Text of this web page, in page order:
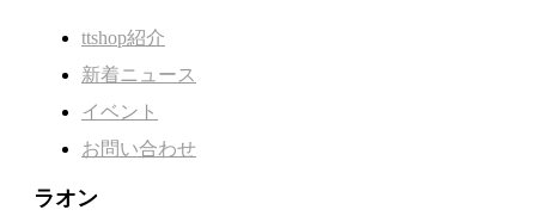
ttshop紹介
新着ニュース
イベント
お問い合わせ
ラオン